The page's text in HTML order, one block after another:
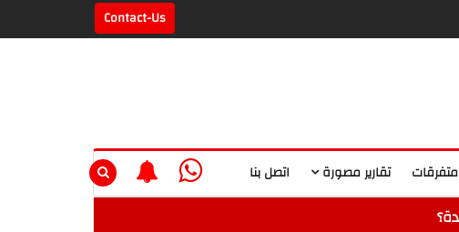
Contact-Us
اتصل بنا تقارير مصورة متفرقات